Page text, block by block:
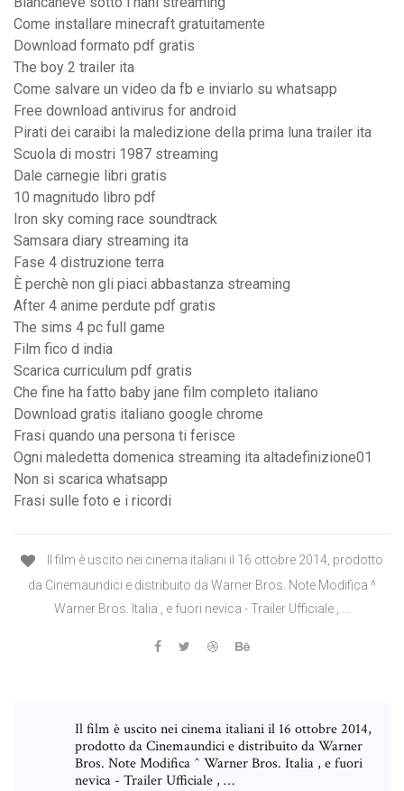
Come installare minecraft gratuitamente
Download formato pdf gratis
The boy 2 trailer ita
Come salvare un video da fb e inviarlo su whatsapp
Free download antivirus for android
Pirati dei caraibi la maledizione della prima luna trailer ita
Scuola di mostri 1987 streaming
Dale carnegie libri gratis
10 magnitudo libro pdf
Iron sky coming race soundtrack
Samsara diary streaming ita
Fase 4 distruzione terra
È perchè non gli piaci abbastanza streaming
After 4 anime perdute pdf gratis
The sims 4 pc full game
Film fico d india
Scarica curriculum pdf gratis
Che fine ha fatto baby jane film completo italiano
Download gratis italiano google chrome
Frasi quando una persona ti ferisce
Ogni maledetta domenica streaming ita altadefinizione01
Non si scarica whatsapp
Frasi sulle foto e i ricordi
Il film è uscito nei cinema italiani il 16 ottobre 2014, prodotto
da Cinemaundici e distribuito da Warner Bros. Note Modifica ^
Warner Bros. Italia , e fuori nevica - Trailer Ufficiale , …
Il film è uscito nei cinema italiani il 16 ottobre 2014,
prodotto da Cinemaundici e distribuito da Warner
Bros. Note Modifica ^ Warner Bros. Italia , e fuori
nevica - Trailer Ufficiale , …